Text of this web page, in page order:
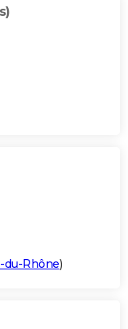
du-Rhône)